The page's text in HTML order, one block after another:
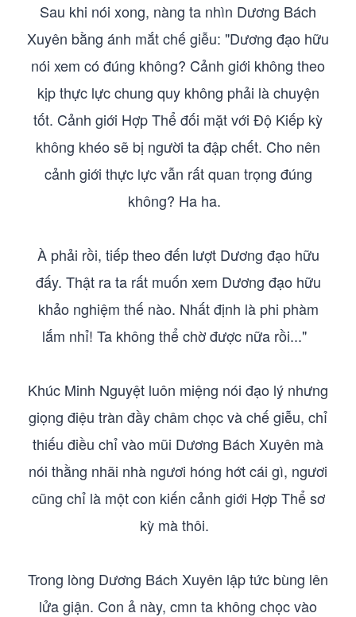
Sau khi nói xong, nàng ta nhìn Dương Bách
Xuyên bằng ánh mắt chế giễu: "Dương đạo hữu
nói xem có đúng không? Cảnh giới không theo
kịp thực lực chung quy không phải là chuyện
tốt. Cảnh giới Hợp Thể đối mặt với Độ Kiếp kỳ
không khéo sẽ bị người ta đập chết. Cho nên
cảnh giới thực lực vẫn rất quan trọng đúng
không? Ha ha.
À phải rồi, tiếp theo đến lượt Dương đạo hữu
đấy. Thật ra ta rất muốn xem Dương đạo hữu
khảo nghiệm thế nào. Nhất định là phi phàm
lắm nhỉ! Ta không thể chờ được nữa rồi..."
Khúc Minh Nguyệt luôn miệng nói đạo lý nhưng
giọng điệu tràn đầy châm chọc và chế giễu, chỉ
thiếu điều chỉ vào mũi Dương Bách Xuyên mà
nói thằng nhãi nhà ngươi hóng hớt cái gì, ngươi
cũng chỉ là một con kiến cảnh giới Hợp Thể sơ
kỳ mà thôi.
Trong lòng Dương Bách Xuyên lập tức bùng lên
lửa giận. Con ả này, cmn ta không chọc vào